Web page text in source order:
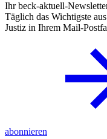
Ihr beck-aktuell-
Täglich das Wichtigste
Justiz in Ihrem Mail-
abonnieren